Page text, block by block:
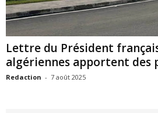
Lettre du Président
algériennes apportent des
Redaction - 7 août 2025